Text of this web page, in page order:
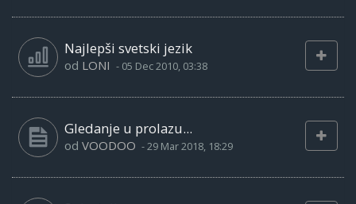
Najlepši svetski jezik
od LONI - 05 Dec 2010, 03:38
Gledanje u prolazu...
od VOODOO -29 Mar 2018, 18:29